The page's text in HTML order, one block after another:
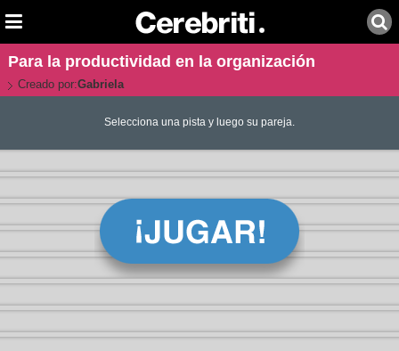
Para la productividad en la organización
Creado por:Gabriela
Selecciona una pista y luego su pareja.